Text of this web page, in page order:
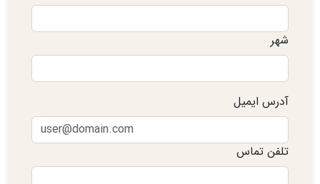
شهر
آدرس ایمیل
تلفن تماس